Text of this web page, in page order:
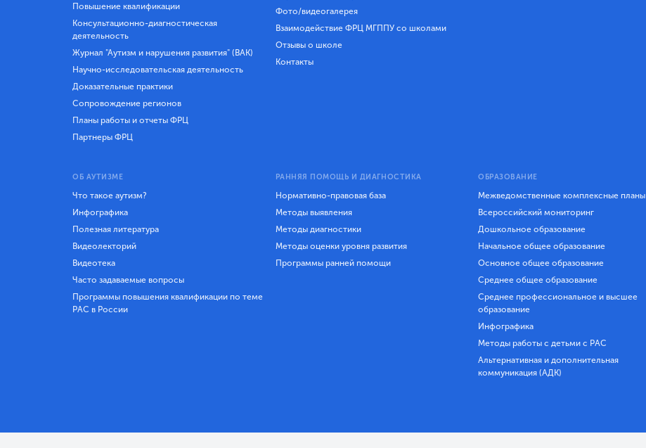
Повышение квалификации
Консультационно-диагностическая
деятельность
Журнал "Аутизм и нарушения развития" (ВАК)
Научно-исследовательская деятельность
Доказательные практики
Сопровождение регионов
Планы работы и отчеты ФРЦ
Партнеры ФРЦ
Фото/видеогалерея
Взаимодействие ФРЦ МГППУ со школами
Отзывы о школе
Контакты
ОБ АУТИЗМЕ
Что такое аутизм?
Инфографика
Полезная литература
Видеолекторий
Видеотека
Часто задаваемые вопросы
Программы повышения квалификации по теме
РАС в России
РАННЯЯ ПОМОЩЬ И ДИАГНОСТИКА
Нормативно-правовая база
Методы выявления
Методы диагностики
Методы оценки уровня развития
Программы ранней помощи
ОБРАЗОВАНИЕ
Межведомственные комплексные планы
Всероссийский мониторинг
Дошкольное образование
Начальное общее образование
Основное общее образование
Среднее общее образование
Среднее профессиональное и высшее
образование
Инфографика
Методы работы с детьми с РАС
Альтернативная и дополнительная
коммуникация (АДК)